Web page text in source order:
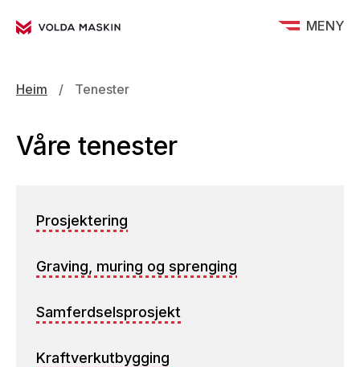
MENY
Heim / Tenester
Våre tenester
Prosjektering
Graving, muring og sprenging
Samferdselsprosjekt
Kraftverkutbygging